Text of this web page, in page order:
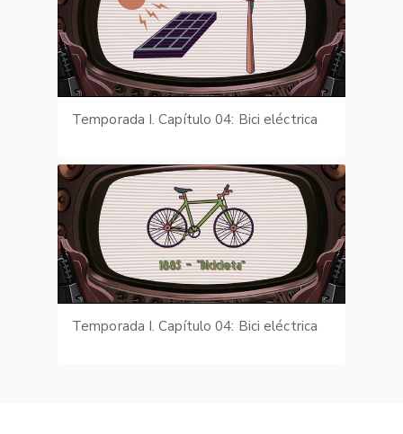
Temporada I. Capítulo 04: Bici eléctrica
Temporada I. Capítulo 04: Bici eléctrica